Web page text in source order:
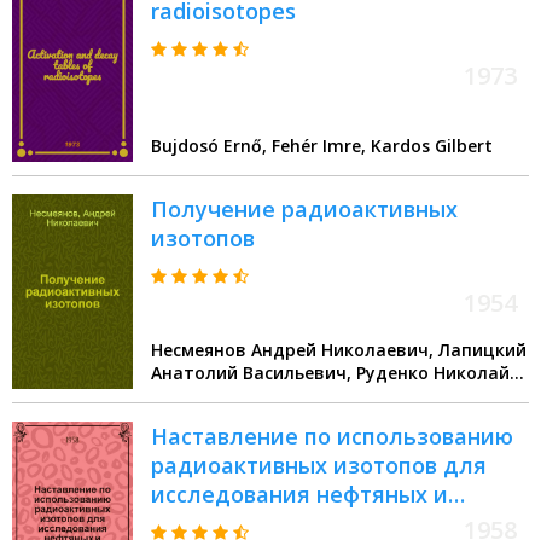
radioisotopes
Bujdosó Ernő, Fehér Imre, Kardos Gilbert
Получение радиоактивных
изотопов
Несмеянов Андрей Николаевич, Лапицкий
Анатолий Васильевич, Руденко Николай
Наставление по использованию
радиоактивных изотопов для
исследования нефтяных и
газовых скважин